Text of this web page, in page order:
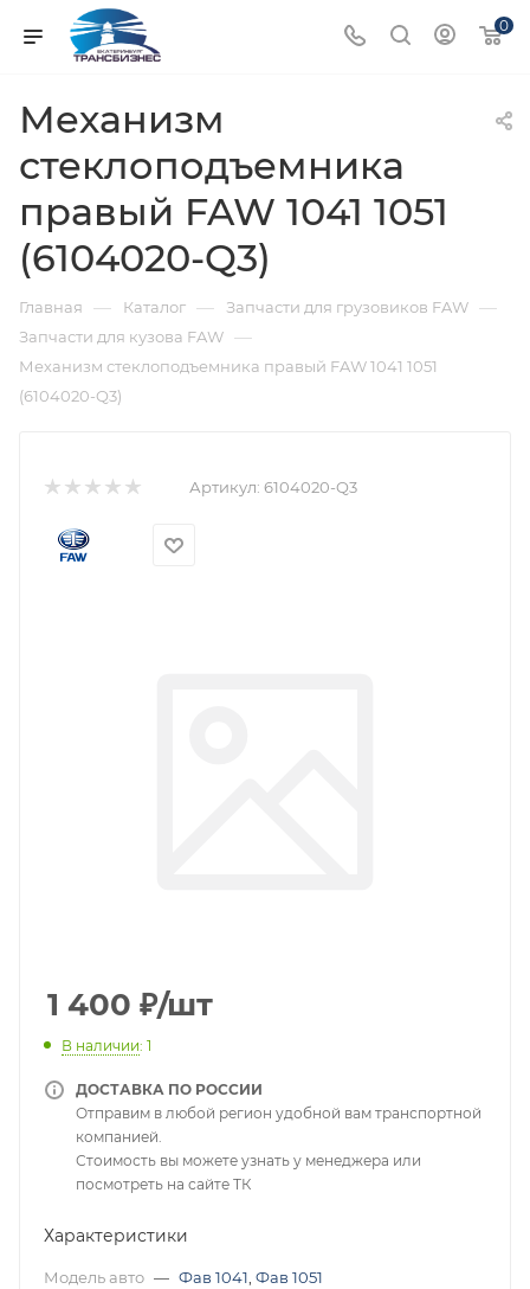
0
Механизм
стеклоподъемника
правый FAW 1041 1051
(6104020-Q3)
Главная — Каталог — Запчасти для грузовиков FAW —
Запчасти для кузова FAW —
Механизм стеклоподъемника правый FAW 1041 1051
(6104020-Q3)
Артикул: 6104020-Q3
1 400 ₽/шт
В наличии: 1
ДОСТАВКА ПО РОССИИ
Отправим в любой регион удобной вам транспортной
компанией.
Стоимость вы можете узнать у менеджера или
посмотреть на сайте ТК
Характеристики
Модель авто — Фав 1041 Фав 1051